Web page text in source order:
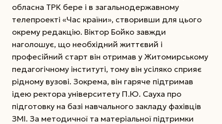
обласна ТРК бере і в загальнодержавному
телепроекті «Час країни», створивши для цього
окрему редакцію. Віктор Бойко завжди
наголошує, що необхідний життєвий і
професійний старт він отримав у Житомирському
педагогічному інституті, тому він усіляко сприяє
рідному вузові. Зокрема, він гаряче підтримав
ідею ректора університету П.Ю. Сауха про
підготовку на базі навчального закладу фахівців
ЗМІ. За методичної та матеріальної підтримки